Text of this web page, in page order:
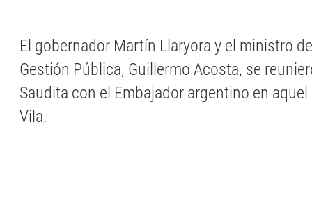
El gobernador Martín Llaryora y el ministro
Gestión Pública, Guillermo Acosta, se
Saudita con el Embajador argentino en
Vila.